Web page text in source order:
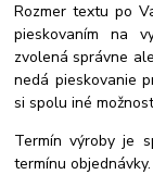
Rozmer textu po
pieskovaním na
zvolená správne
nedá pieskovanie
si spolu iné
Termín výroby je
termínu objednávky.